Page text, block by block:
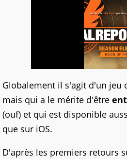
Globalement il s'agit d'un jeu
mais qui a le mérite d'être
(ouf) et qui est disponible
que sur iOS.
D'après les premiers retours